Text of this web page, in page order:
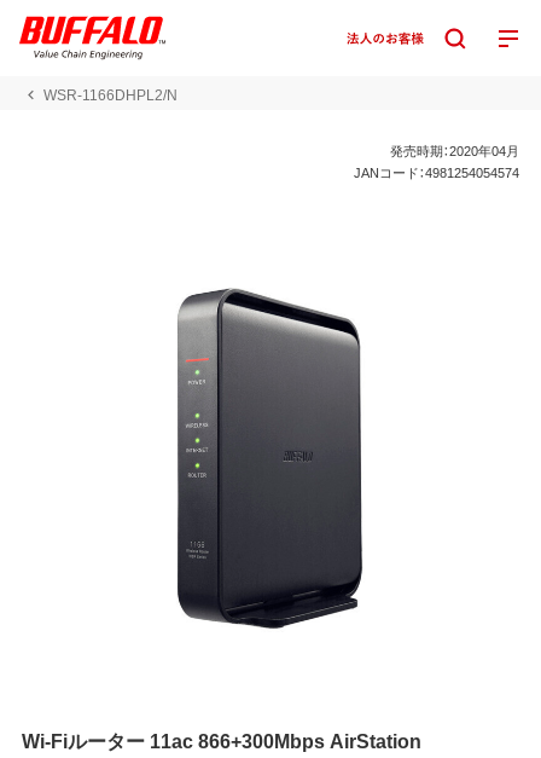
WSR-1166DHPL2/N
発売時期：2020年04月
JANコード：4981254054574
Wi-Fiルーター 11ac 866+300Mbps AirStation